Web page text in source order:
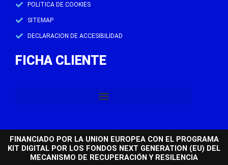
POLITICA DE COOKIES
SITEMAP
DECLARACION DE ACCESIBILIDAD
FICHA CLIENTE
FINANCIADO POR LA UNION EUROPEA CON EL PROGRAMA
KIT DIGITAL POR LOS FONDOS NEXT GENERATION (EU) DEL
MECANISMO DE RECUPERACIÓN Y RESILENCIA